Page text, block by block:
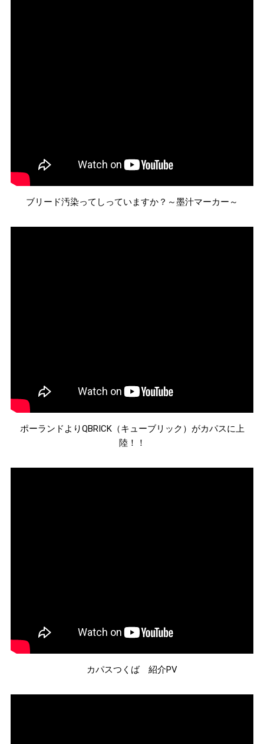
ブリード汚染ってしっていますか？～墨汁マーカー～
ポーランドよりQBRICK（キューブリック）がカパスに上
陸！！
カパスつくば 紹介PV